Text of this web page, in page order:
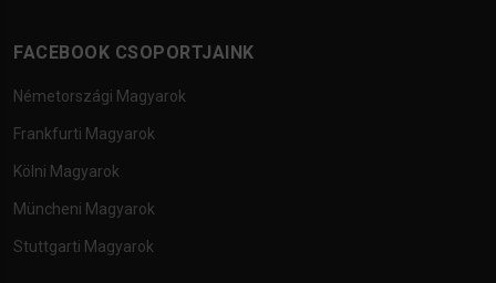
FACEBOOK CSOPORTJAINK
Németországi Magyarok
Frankfurti Magyarok
Kölni Magyarok
Müncheni Magyarok
Stuttgarti Magyarok